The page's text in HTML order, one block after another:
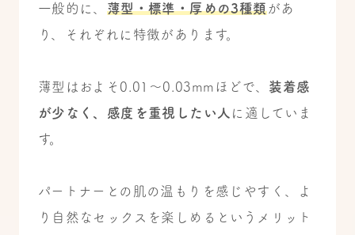
一般的に、 薄型・標準・厚めの3種類があ
り、それぞれに特徴があります。
薄型はおよそ0.01〜0.03mmほどで、 装着感
が少なく、感度を重視したい人 に適していま
す。
パートナーとの肌の温もりを感じやすく、よ
り自然なセックスを楽しめるというメリット